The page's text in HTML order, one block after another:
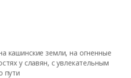
кашинские земли, на огненные
у славян, с увлекательным
пути